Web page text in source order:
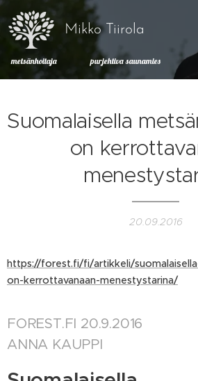
Mikko Tiirola
metsänhoitaja purjehtiva saunamies
Suomalaisella
on
20.09.2016
https://forest.fi/fi/artikkeli/
on-kerrottavanaan-menestystarina/
FOREST.FI 20.9.2016
ANNA KAUPPI